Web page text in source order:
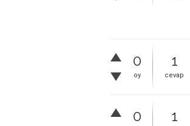
0
oy
1
cevap
0 1